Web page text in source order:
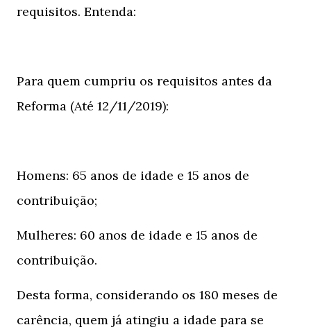
requisitos. Entenda:
Para quem cumpriu os requisitos antes da
Reforma (Até 12/11/2019):
Homens: 65 anos de idade e 15 anos de
contribuição;
Mulheres: 60 anos de idade e 15 anos de
contribuição.
Desta forma, considerando os 180 meses de
carência, quem já atingiu a idade para se